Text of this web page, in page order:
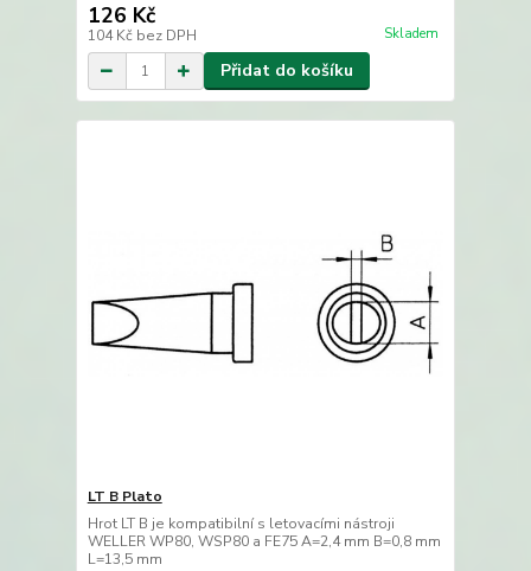
126 Kč
104 Kč bez DPH Skladem
Přidat do košíku
LT B Plato
Hrot LT B je kompatibilní s letovacími nástroji
WELLER WP80, WSP80 a FE75 A=2,4 mm B=0,8 mm
L=13,5 mm